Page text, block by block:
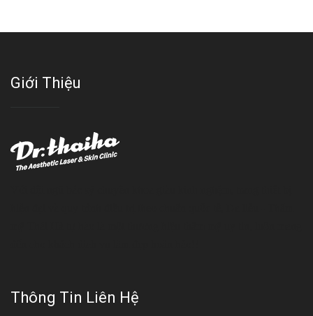
Giới Thiệu
Thông Tin Liên Hệ